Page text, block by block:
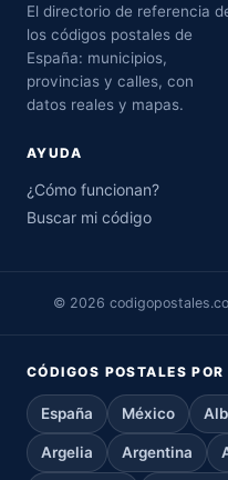
El directorio de referencia
los códigos postales de
España: municipios,
provincias y calles, con
datos reales y mapas.
AYUDA
¿Cómo funcionan?
Buscar mi código
© 2026
CÓDIGOS POSTALES POR
España México
Argelia Argentina